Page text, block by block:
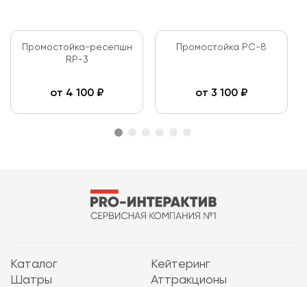
Промостойка-ресепшн
RP-3
от 4 100₽
Промостойка PC-8
от 3 100₽
Каталог
Кейтеринг
Шатры
Аттракционы